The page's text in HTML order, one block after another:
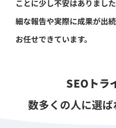
ことに少し不安はありまし
細な報告や実際に成果が出
お任せできています。
SEOトラ
数多くの人に選ば